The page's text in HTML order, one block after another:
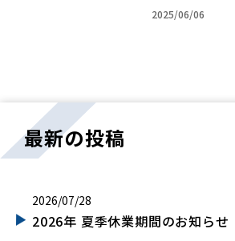
は、地中に埋ま
スのボンベ。腐
ベが、基礎工事
2025/06/06
最新の投稿
2026/07/28
2026年 夏季休業期間のお知らせ